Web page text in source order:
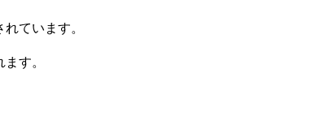
ています。
す。